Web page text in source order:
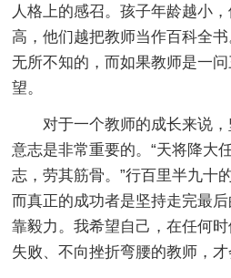
人格上的感召。孩子年龄越小
高，他们越把教师当作百科全
无所不知的，而如果教师是一
望。
对于一个教师的成长来说
意志是非常重要的。“天将降大
志，劳其筋骨。”行百里半九十
而真正的成功者是坚持走完最
靠毅力。我希望自己，在任何
失败、不向挫折弯腰的教师，才